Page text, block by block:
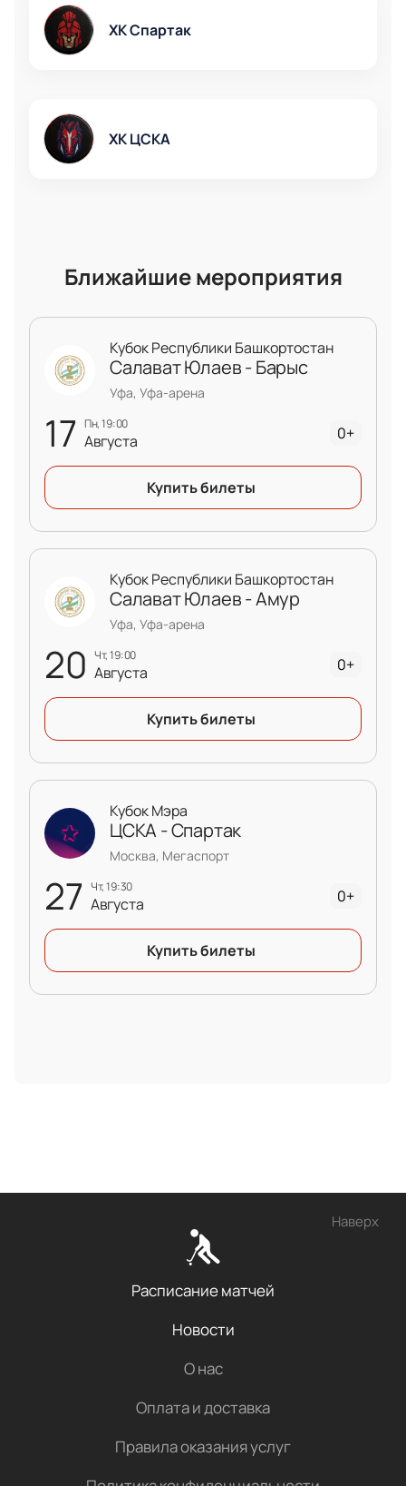
ХК Спартак
ХК ЦСКА
Ближайшие мероприятия
17 пн, 19:00
Августа
Кубок Республики Башкортостан
Салават Юлаев - Барыс
Уфа, Уфа-арена
0+
Купить билеты
20 чт, 19:00
Августа
Кубок Республики Башкортостан
Салават Юлаев - Амур
Уфа, Уфа-арена
0+
Купить билеты
27 чт, 19:30
Августа
Кубок Мэра
ЦСКА - Спартак
Москва, Мегаспорт
0+
Купить билеты
Наверх
Расписание матчей
Новости
О нас
Оплата и доставка
Правила оказания услуг